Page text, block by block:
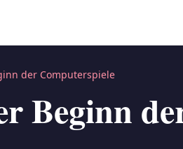
der Computerspiele
Beginn